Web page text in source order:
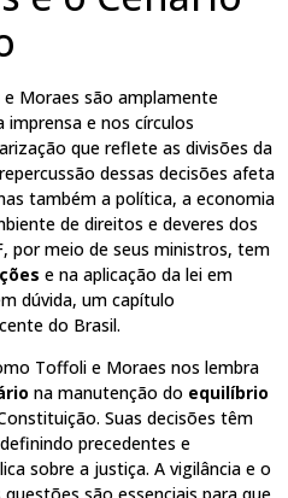
Moraes são amplamente
imprensa e nos círculos
que reflete as divisões da
dessas decisões afeta
também a política, a economia
de direitos e deveres dos
por meio de seus ministros, tem
e na aplicação da lei em
dúvida, um capítulo
do Brasil.
Toffoli e Moraes nos lembra
na manutenção do equilíbrio
Suas decisões têm
precedentes e
sobre a justiça. A vigilância e o